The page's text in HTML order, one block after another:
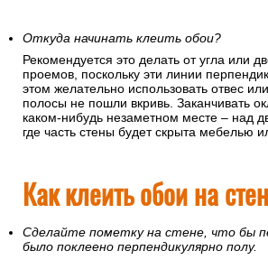
Откуда начинать клеить обои?
Рекомендуется это делать от угла или
проемов, поскольку эти линии
этом желательно использовать отвес
полосы не пошли вкривь. Заканчивать
каком-нибудь незаметном месте – над
где часть стены будет скрыта мебелью
Как клеить обои на
Сделайте пометку на стене, что бы
было поклеено перпендикулярно полу.